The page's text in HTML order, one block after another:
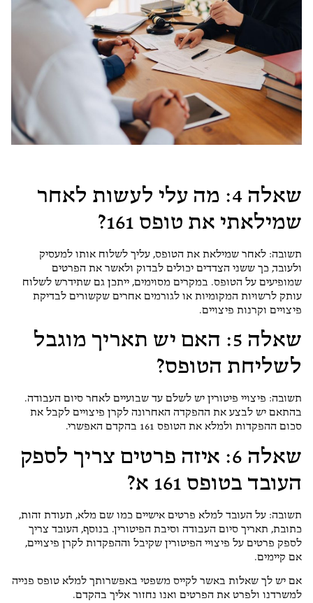
שאלה 4: מה עלי לעשות לאחר
שמילאתי את טופס 161?
תשובה: לאחר שמילאת את הטופס, עליך לשלוח אותו למעסיק
ולעובד, כך ששני הצדדים יכולים לבדוק ולאשר את הפרטים
שמופיעים על הטופס. במקרים מסוימים, ייתכן גם שתידרש לשלוח
עותק לרשויות המקומיות או לגורמים אחרים שקשורים לבדיקת
פיצויים וקרנות פיצויים.
שאלה 5: האם יש תאריך מוגבל
לשליחת הטופס?
תשובה: פיצויי פיטורין יש לשלם עד שבועיים לאחר סיום העבודה.
בהתאם יש לבצע את ההפקדה האחרונה לקרן פיצויים לקבל את
סכום ההפקדות ולמלא את הטופס 161 בהקדם האפשרי.
שאלה 6: איזה פרטים צריך לספק
העובד בטופס 161 א?
תשובה: על העובד למלא פרטים אישיים כמו שם מלא, תעודת זהות,
כתובת, תאריך סיום העבודה וסיבת הפיטורין. בנוסף, העובד צריך
לספק פרטים על פיצויי הפיטורין שקיבל וההפקדות לקרן פיצויים,
אם קיימים.
אם יש לך שאלות באשר לקייס משפטי באפשרותך למלא טופס פנייה
למשרדנו ולפרט את הפרטים ואנו נחזור אליך בהקדם.